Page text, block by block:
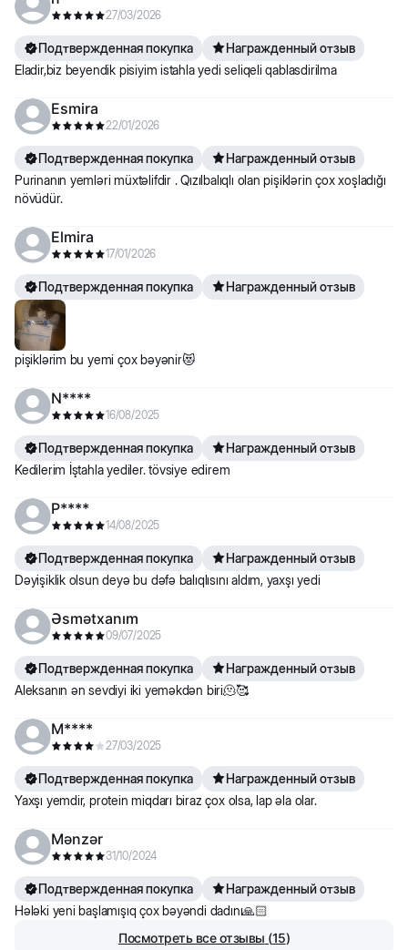
27/03/2026
Подтвержденная покупка
Награжденный отзыв
Eladir,biz beyendik pisiyim istahla yedi seliqeli qablasdirilma
Esmira
22/01/2026
Подтвержденная покупка
Награжденный отзыв
Purinanın yemləri müxtəlifdir . Qızılbalıqlı olan pişiklərin çox xoşladığı
növüdür.
Elmira
17/01/2026
Подтвержденная покупка Награжденный отзыв
pişiklərim bu yemi çox bəyənir😻
N****
16/08/2025
Подтвержденная покупка
Награжденный отзыв
Kedilerim İştahla yediler. tövsiye edirem
P****
14/08/2025
Подтвержденная покупка
Награжденный отзыв
Dəyişiklik olsun deyə bu dəfə balıqlısını aldım, yaxşı yedi
Əsmətxanım
09/07/2025
Подтвержденная покупка
Награжденный отзыв
Aleksanın ən sevdiyi iki yeməkdən biri🫠🥰
M****
27/03/2025
Подтвержденная покупка
Награжденный отзыв
Yaxşı yemdir, protein miqdarı biraz çox olsa, lap əla olar.
Mənzər
31/10/2024
Подтвержденная покупка
Награжденный отзыв
Hələki yeni başlamışıq çox bəyəndi dadını🙏🏻
Посмотреть все отзывы (15)